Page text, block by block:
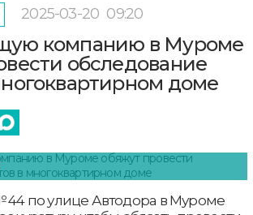
2025-03-20 09:20
компанию в Муроме
обследование
доме
по улице Автодора в Муроме